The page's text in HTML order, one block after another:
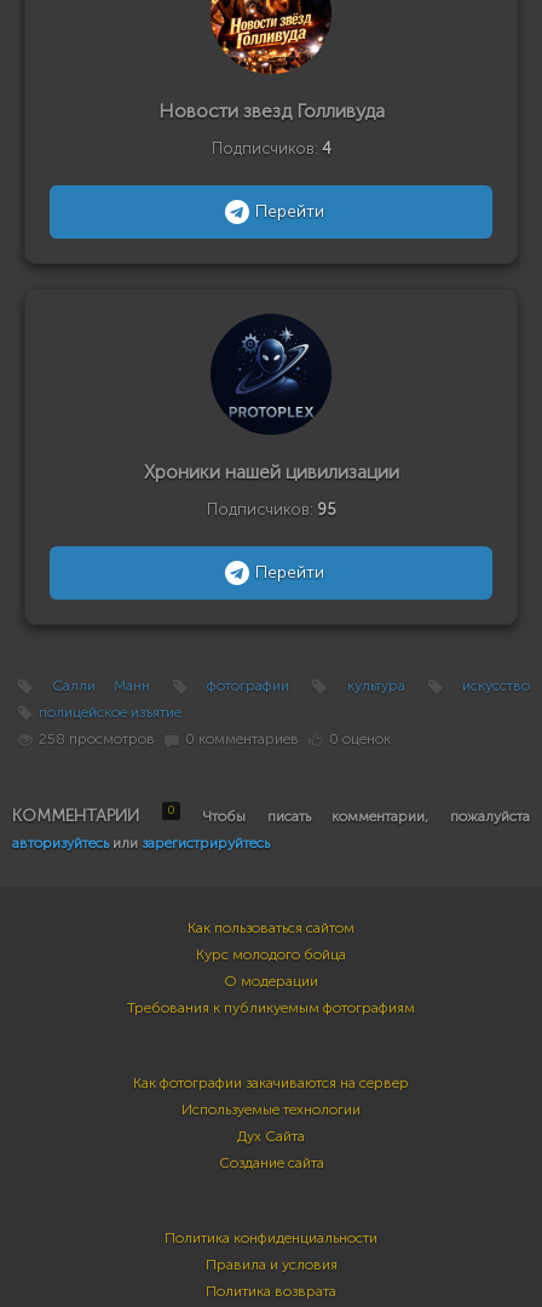
Новости звезд Голливуда
Подписчиков: 4
Перейти
Хроники нашей цивилизации
Подписчиков: 95
Перейти
Салли Манн фотографии культура
искусство
полицейское изъятие
258 просмотров
0 комментариев 0 оценок
КОММЕНТАРИИ 0
Чтобы писать комментарии, пожалуйста
авторизуйтесьили зарегистрируйтесь
Как пользоваться сайтом
Курс молодого бойца
О модерации
Требования к публикуемым фотографиям
Как фотографии закачиваются на сервер
Используемые технологии
Дух Сайта
Создание сайта
Политика конфиденциальности
Правила и условия
Политика возврата